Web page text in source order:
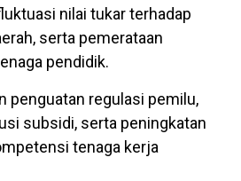
nilai tukar terhadap
serta pemerataan
pendidik.
penguatan regulasi pemilu,
subsidi, serta peningkatan
tenaga kerja